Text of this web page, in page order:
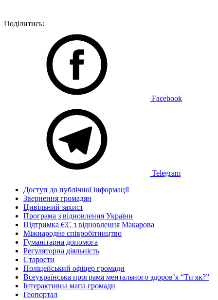
Поділитись:
Facebook
Telegram
Доступ до публічної інформації
Звернення громадян
Цивільний захист
Програма з відновлення України
Підтримка ЄС з відновлення Макарова
Міжнародне співробітництво
Гуманітарна допомога
Регуляторна діяльність
Старости
Поліцейський офіцер громади
Всеукраїнська програма ментального здоров’я “Ти як?”
Інтерактивна мапа громади
Геопортал